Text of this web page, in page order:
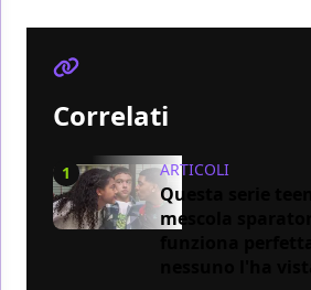
Correlati
1 ARTICOLI
Questa serie
mescola